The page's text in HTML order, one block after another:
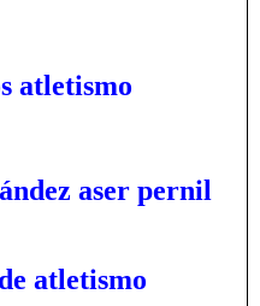
atletismo
aser pernil
atletismo